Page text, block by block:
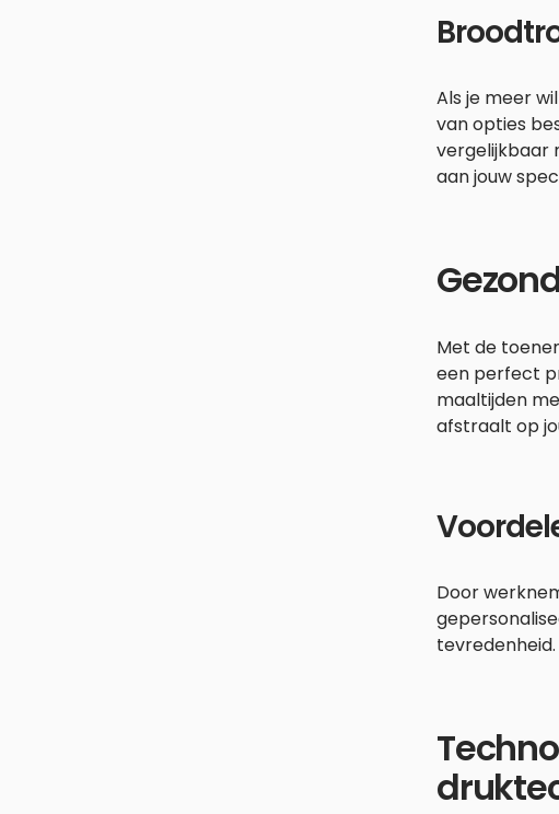
Als je meer
van opties
vergelijkbaar
aan jouw
Met de
een perfect
maaltijden
afstraalt op
Door